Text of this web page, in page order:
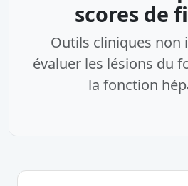
scores de
Outils cliniques non
évaluer les lésions du
la fonction